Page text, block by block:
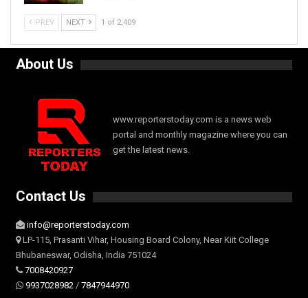
PREV NEXT 1 of 2,409
About Us
www.reporterstoday.com is a news web
portal and monthly magazine where you can
get the latest news.
Contact Us
info@reporterstoday.com
LP-115, Prasanti Vihar, Housing Board Colony, Near Kiit College
Bhubaneswar, Odisha, India 751024
7008420927
9937028982 / 7847944970